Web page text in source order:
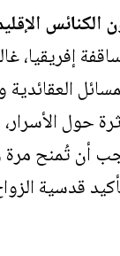
إفريقيا،
العقائدية
حول الأسرار،
أن تُمنح
قدسية